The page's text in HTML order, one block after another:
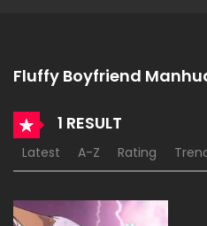
Fluffy Boyfriend
1 RESULT
Latest A-Z Rating